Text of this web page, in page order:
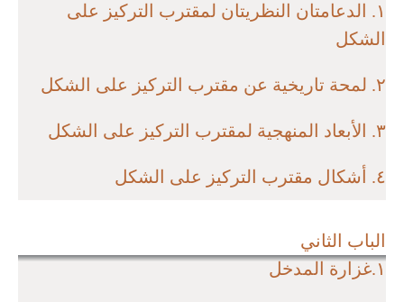
١. الدعامتان النظريتان لمقترب التركيز على
الشكل
٢. لمحة تاريخية عن مقترب التركيز على الشكل
٣. الأبعاد المنهجية لمقترب التركيز على الشكل
٤. أشكال مقترب التركيز على الشكل
الباب الثاني
١.غزارة المدخل